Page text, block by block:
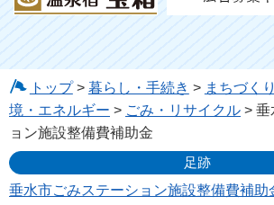
トップ> 暮らし・手続き > まちづく
境・エネルギー > ごみ・リサイクル > 垂
ョン施設整備費補助金
足跡
垂水市ごみステーション施設整備費補助